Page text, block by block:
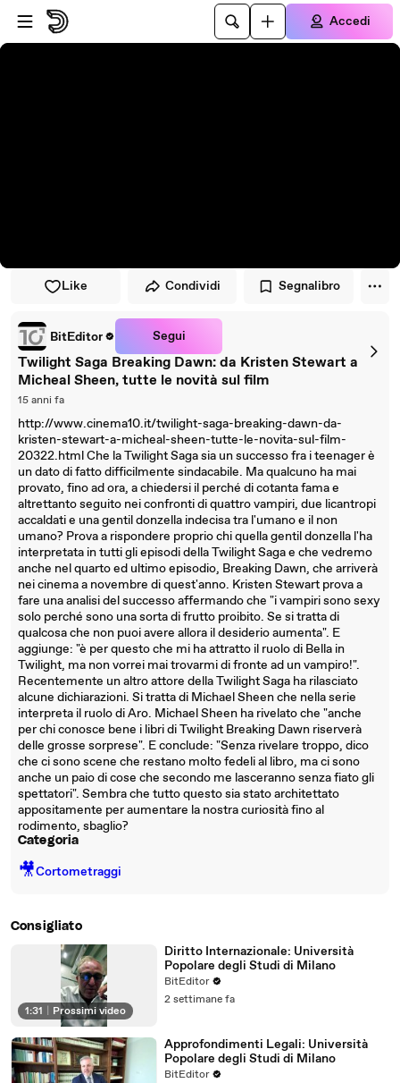
Vai al lettore
Passa al contenuto principale
Accedi
Like Condividi Segnalibro
BitEditor Segui
Twilight Saga Breaking Dawn: da Kristen Stewart a
Micheal Sheen, tutte le novità sul film
15 anni fa
http://www.cinema10.it/twilight-saga-breaking-dawn-da-
kristen-stewart-a-micheal-sheen-tutte-le-novita-sul-film-
20322.html Che la Twilight Saga sia un successo fra i teenager è
un dato di fatto difficilmente sindacabile. Ma qualcuno ha mai
provato, fino ad ora, a chiedersi il perché di cotanta fama e
altrettanto seguito nei confronti di quattro vampiri, due licantropi
accaldati e una gentil donzella indecisa tra l'umano e il non
umano? Prova a rispondere proprio chi quella gentil donzella l'ha
interpretata in tutti gli episodi della Twilight Saga e che vedremo
anche nel quarto ed ultimo episodio, Breaking Dawn, che arriverà
nei cinema a novembre di quest'anno. Kristen Stewart prova a
fare una analisi del successo affermando che "i vampiri sono sexy
solo perché sono una sorta di frutto proibito. Se si tratta di
qualcosa che non puoi avere allora il desiderio aumenta". E
aggiunge: "è per questo che mi ha attratto il ruolo di Bella in
Twilight, ma non vorrei mai trovarmi di fronte ad un vampiro!".
Recentemente un altro attore della Twilight Saga ha rilasciato
alcune dichiarazioni. Si tratta di Michael Sheen che nella serie
interpreta il ruolo di Aro. Michael Sheen ha rivelato che "anche
per chi conosce bene i libri di Twilight Breaking Dawn riserverà
delle grosse sorprese". E conclude: "Senza rivelare troppo, dico
che ci sono scene che restano molto fedeli al libro, ma ci sono
anche un paio di cose che secondo me lasceranno senza fiato gli
spettatori". Sembra che tutto questo sia stato architettato
appositamente per aumentare la nostra curiosità fino al
rodimento, sbaglio?
Categoria
🎥Cortometraggi
Consigliato
1:31 Prossimi video
Diritto Internazionale: Università
Popolare degli Studi di Milano
BitEditor
2 settimane fa
Approfondimenti Legali: Università
Popolare degli Studi di Milano
BitEditor